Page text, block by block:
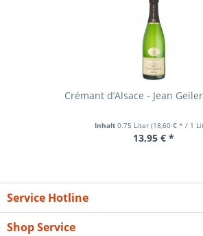
Crémant d’Alsace - Jean
Inhalt 0.75 Liter (18,60 € * / 1
13,95 € *
Service Hotline
Shop Service